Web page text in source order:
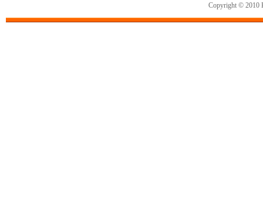
Copyright © 2010